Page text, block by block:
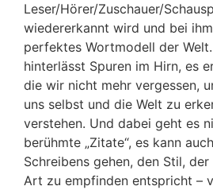
Leser/Hörer/Zuschauer/
wiedererkannt wird und bei
perfektes Wortmodell der
hinterlässt Spuren im Hirn, es
die wir nicht mehr vergessen,
uns selbst und die Welt zu
verstehen. Und dabei geht es
berühmte „Zitate“, es kann
Schreibens gehen, den Stil,
Art zu empfinden entspricht –